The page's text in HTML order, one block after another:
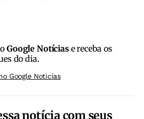
Google Notíciase receba os
do dia.
Google Noticias
notícia com seus